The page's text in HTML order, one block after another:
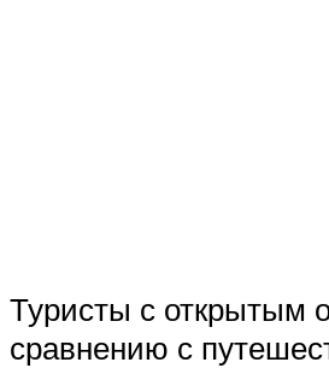
Туристы с открытым
сравнению с